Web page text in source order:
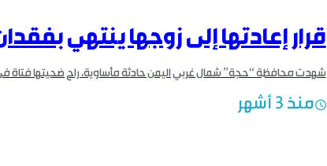
قرار إعادتها إلى زوجها ينتهي
منذ 3 أشهر